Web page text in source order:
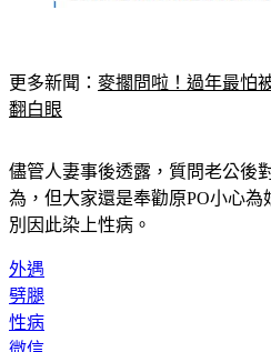
翻白眼
為，但大家還是奉勸原PO小心為
別因此染上性病。
劈腿
性病
微信